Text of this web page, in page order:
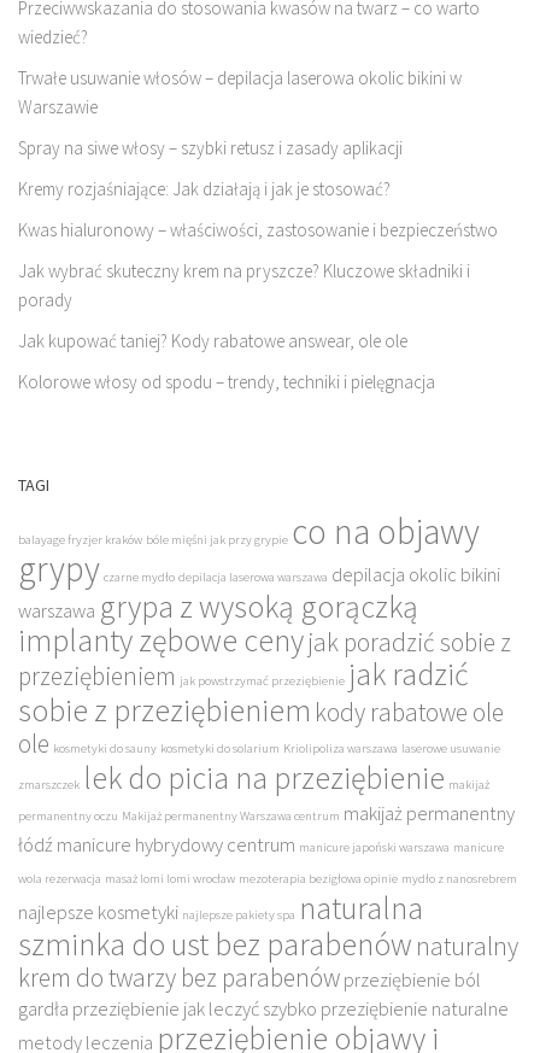
Przeciwwskazania do stosowania kwasów na twarz – co warto
wiedzieć?
Trwałe usuwanie włosów – depilacja laserowa okolic bikini w
Warszawie
Spray na siwe włosy – szybki retusz i zasady aplikacji
Kremy rozjaśniające: Jak działają i jak je stosować?
Kwas hialuronowy – właściwości, zastosowanie i bezpieczeństwo
Jak wybrać skuteczny krem na pryszcze? Kluczowe składniki i
porady
Jak kupować taniej? Kody rabatowe answear, ole ole
Kolorowe włosy od spodu – trendy, techniki i pielęgnacja
TAGI
balayage fryzjer kraków bóle mięśni jak przy grypie co na objawy
grypy czarne mydło depilacja laserowa warszawa depilacja okolic bikini
warszawa grypa z wysoką gorączką
implanty zębowe cenyjak poradzić sobie z
przeziębieniem jak powstrzymać przeziębienie jak radzić
sobie z przeziębieniem kody rabatowe ole
ole kosmetyki do sauny kosmetyki do solarium Kriolipoliza warszawa laserowe usuwanie
zmarszczek lek do picia na przeziębienie makijaż
permanentny oczu Makijaż permanentny Warszawa centrum makijaż permanentny
łódź manicure hybrydowy centrum manicure japoński warszawa manicure
wola rezerwacja masaż lomi lomi wrocław mezoterapia bezigłowa opinie mydło z nanosrebrem
najlepsze kosmetyki najlepsze pakiety spa naturalna
szminka do ust bez parabenów naturalny
krem do twarzy bez parabenówprzeziębienie ból
gardła przeziębienie jak leczyć szybko przeziębienie naturalne
metody leczenia przeziębienie objawy i